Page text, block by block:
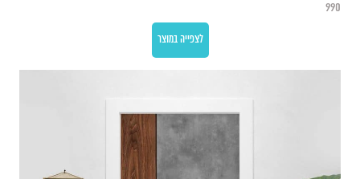
990
לצפייה במוצר